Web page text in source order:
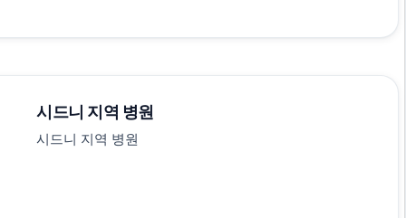
시드니 지역 병원
시드니 지역 병원